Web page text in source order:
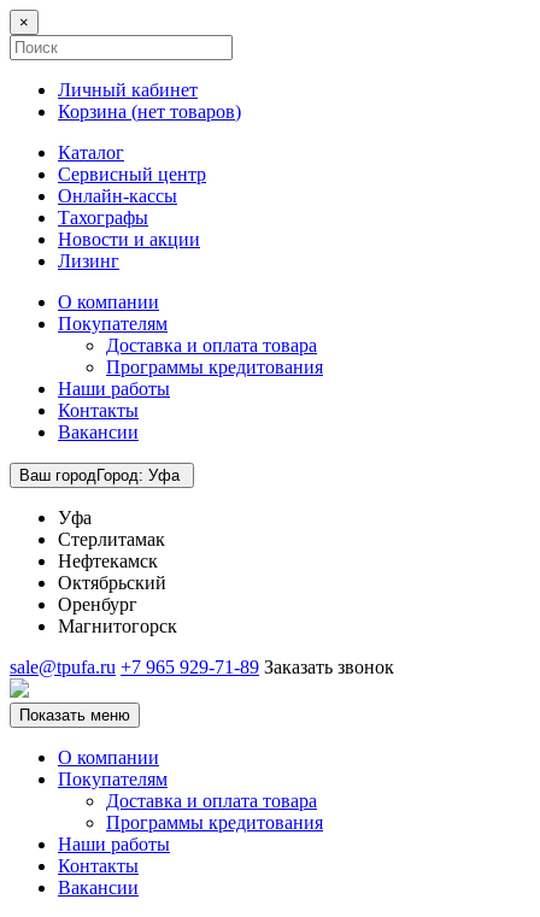
×
Личный кабинет
Корзина (нет товаров)
Каталог
Сервисный центр
Онлайн-кассы
Тахографы
Новости и акции
Лизинг
О компании
Покупателям
Доставка и оплата товара
Программы кредитования
Наши работы
Контакты
Вакансии
Ваш городГород: Уфа
Уфа
Стерлитамак
Нефтекамск
Октябрьский
Оренбург
Магнитогорск
sale@tpufa.ru +7 965 929-71-89 Заказать звонок
Показать меню
О компании
Покупателям
Доставка и оплата товара
Программы кредитования
Наши работы
Контакты
Вакансии